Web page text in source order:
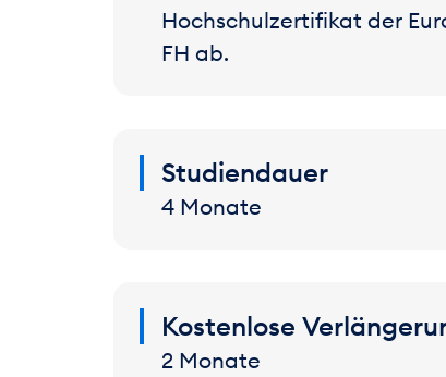
Hochschulzertifikat der
FH ab.
Studiendauer
4 Monate
Kostenlose
2 Monate